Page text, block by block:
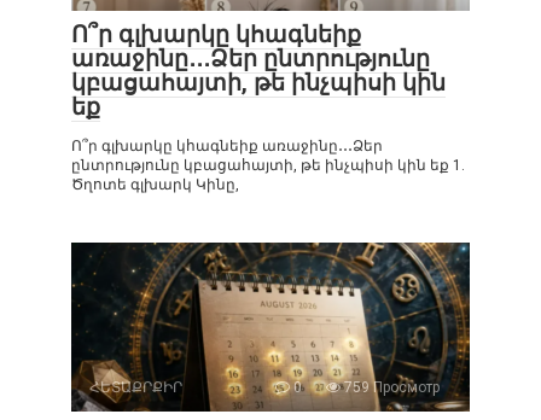
Ո՞ր գլխարկը կհագնեիք
առաջինը․․․Ձեր ընտրությունը
կբացահայտի, թե ինչպիսի կին
եք
Ո՞ր գլխարկը կհագնեիք առաջինը․․․Ձեր
ընտրությունը կբացահայտի, թե ինչպիսի կին եք 1.
Ծղոտե գլխարկ Կինը,
ՀԵՏԱՔՐՔԻՐ 0 759 Просмотр